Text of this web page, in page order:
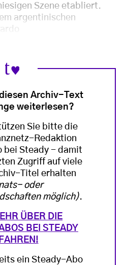
Szene etabliert.
argentinischen
Archiv-Text
weiterlesen?
Sie bitte die
Redaktion
bei Steady - damit
Zugriff auf viele
Titel erhalten
oder
möglich).
ÜBER DIE
BEI STEADY
ein Steady-Abo